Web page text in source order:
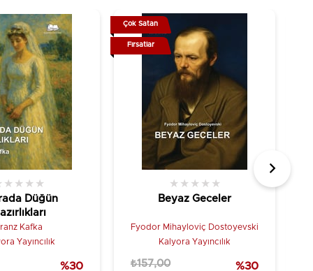
Düğün
★ ★ ★ ★
Kafka
Yayıncılık
%30
Beyaz Geceler
★ ★ ★ ★ ★
Fyodor Mihayloviç Dostoyevski
Kalyora Yayıncılık
₺157,00 %30
Çok Satan
Fırsatlar